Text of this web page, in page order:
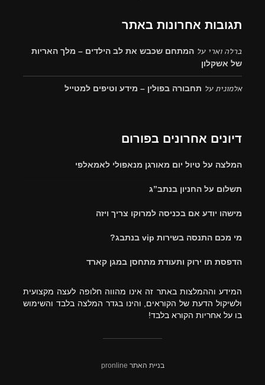
תגובות אחרונות באתר
ברלה וארי על המתחם שכבש את לב הילדים – מלך האריות
של אשקלון
אלמוניתעל תחבורה בפולין – מידע וטיפים למטייל
דיונים אחרונים בפורום
המלצה על טיול יום מאורגן מנאפולי לאמאלפי
תשלום על החניון בנתב”ג
מישהו יודע אם בכניסה למרוקו צריך ויזה
מי מכם התנסה בשירות vip בנתבג?
הדפסת תו ירוק ותעודת מתחסן במגן קארד
המידע וההמלצות באתר זה אינו מהווה חלופה לעצה מקצועית
ולשיקול הדעת של הקוראים, והינו בגדר המלצה בלבד והשימוש
בו על אחריות הקורא בלבד!
בניית האתר pronline